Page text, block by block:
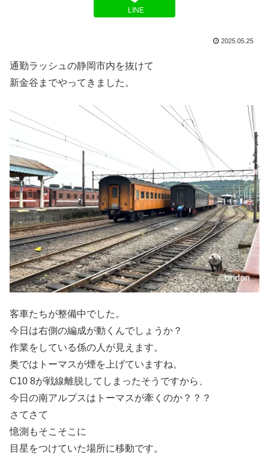
LINE
2025.05.25
通勤ラッシュの静岡市内を抜けて
新金谷までやってきました。
客車たちが整備中でした。
今日は右側の編成が動くんでしょうか？
作業をしている係の人が見えます。
奥ではトーマスが煙を上げていますね。
C10 8が戦線離脱してしまったそうですから、
今日の南アルプスはトーマスが牽くのか？？？
さてさて
憶測もそこそこに
目星をつけていた場所に移動です。